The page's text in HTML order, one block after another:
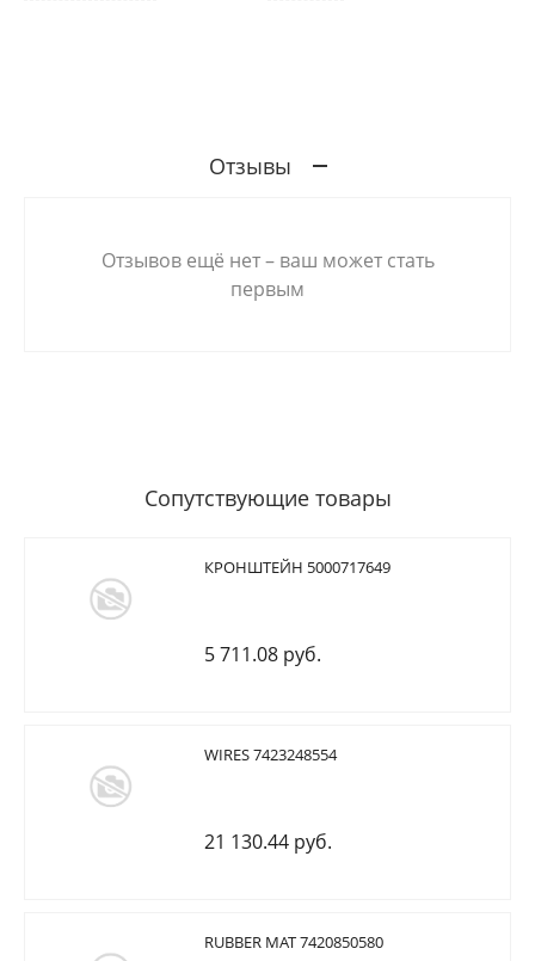
Отзывы
Отзывов ещё нет – ваш может стать
первым
Сопутствующие товары
КРОНШТЕЙН 5000717649
5 711.08 руб.
WIRES 7423248554
21 130.44 руб.
RUBBER MAT 7420850580